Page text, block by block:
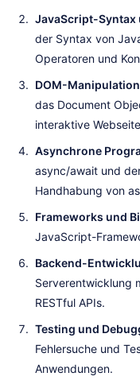
JavaScript-
der Syntax von
Operatoren und
DOM-Manipulation
das Document
interaktive
Asynchrone
async/await und
Handhabung von
Frameworks und
JavaScript-
Backend-
Serverentwicklung
RESTful APIs.
Testing und
Fehlersuche und
Anwendungen.